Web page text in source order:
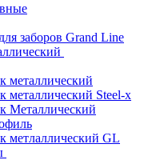
заборов Grand Line
металлический
металлический Steel-x
Металлический
метлаллический GL